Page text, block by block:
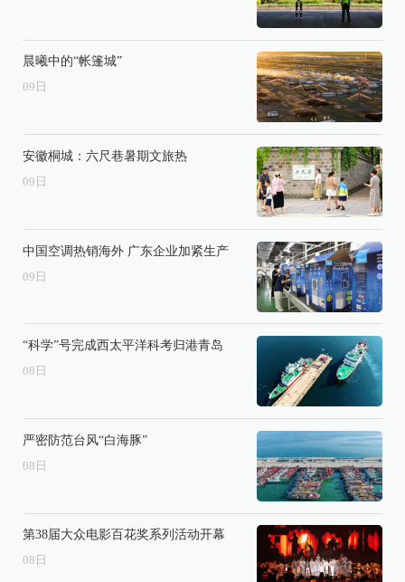
晨曦中的“帐篷城”
09 日
安徽桐城：六尺巷暑期文旅热
09 日
中国空调热销海外 广东企业加紧生产
09 日
“科学”号完成西太平洋科考归港青岛
08 日
严密防范台风“白海豚”
08 日
第38届大众电影百花奖系列活动开幕
08 日